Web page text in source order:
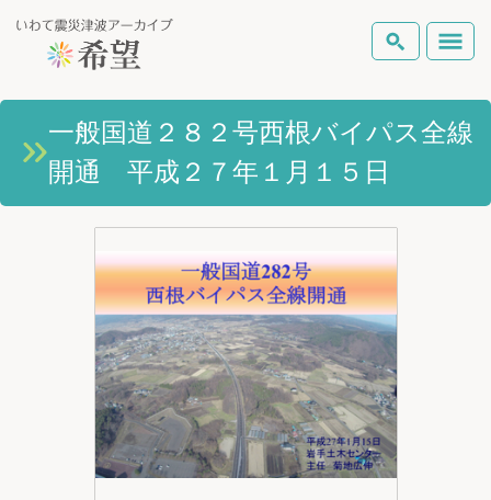
いわて震災津波アーカイブとは
岩手県の被害状況
ピックアップコンテンツ
Foreign Laguage
検索
一般国道２８２号西根バイパス全線
開通 平成２７年１月１５日